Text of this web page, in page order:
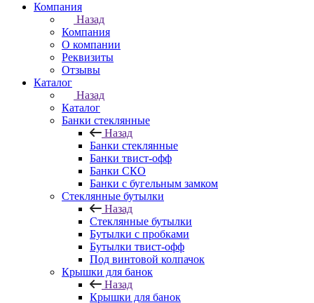
Компания
Назад
Компания
О компании
Реквизиты
Отзывы
Каталог
Назад
Каталог
Банки стеклянные
Назад
Банки стеклянные
Банки твист-офф
Банки СКО
Банки с бугельным замком
Стеклянные бутылки
Назад
Стеклянные бутылки
Бутылки с пробками
Бутылки твист-офф
Под винтовой колпачок
Крышки для банок
Назад
Крышки для банок